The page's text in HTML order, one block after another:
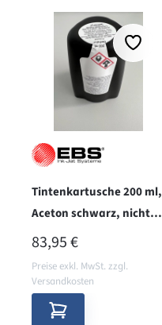
Tintenkartusche 200 ml,
Aceton schwarz, nicht
pigmentiert
REGULÄRER PREIS:
83,95 €
Preise exkl. MwSt. zzgl.
Versandkosten